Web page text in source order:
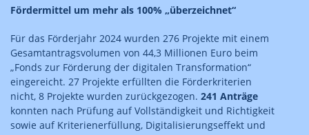
Fördermittel um mehr als 100% „überzeichnet“
Für das Förderjahr 2024 wurden 276 Projekte mit einem
Gesamtantragsvolumen von 44,3 Millionen Euro beim
„Fonds zur Förderung der digitalen Transformation“
eingereicht. 27 Projekte erfüllten die Förderkriterien
nicht, 8 Projekte wurden zurückgezogen. 241 Anträge
konnten nach Prüfung auf Vollständigkeit und Richtigkeit
sowie auf Kriterienerfüllung, Digitalisierungseffekt und